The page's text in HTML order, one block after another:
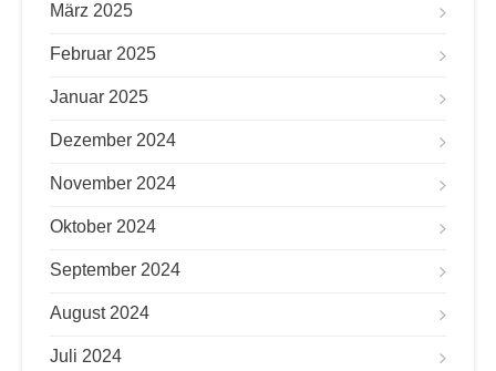
März 2025
Februar 2025
Januar 2025
Dezember 2024
November 2024
Oktober 2024
September 2024
August 2024
Juli 2024